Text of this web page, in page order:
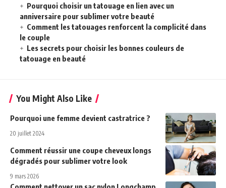
Pourquoi choisir un tatouage en lien avec un
anniversaire pour sublimer votre beauté
Comment les tatouages renforcent la complicité dans
le couple
Les secrets pour choisir les bonnes couleurs de
tatouage en beauté
You Might Also Like
Pourquoi une femme devient castratrice ?
20 juillet 2024
Comment réussir une coupe cheveux longs
dégradés pour sublimer votre look
9 mars 2026